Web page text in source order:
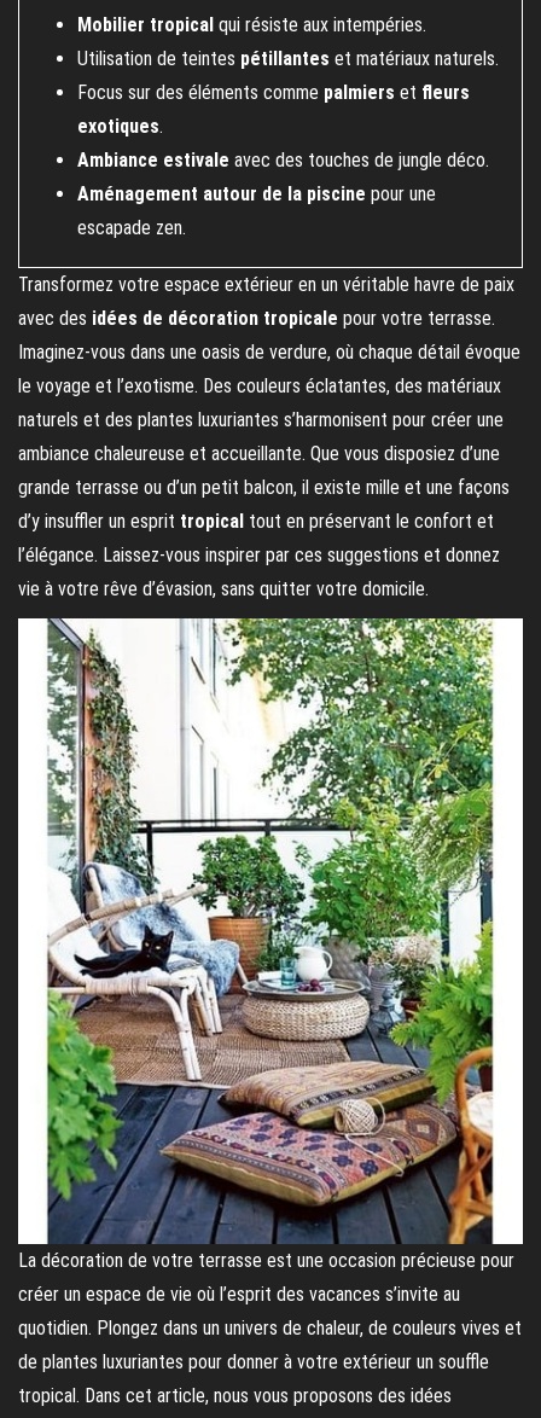
Mobilier tropical qui résiste aux intempéries.
Utilisation de teintes pétillantes et matériaux naturels.
Focus sur des éléments comme palmiers et fleurs
exotiques.
Ambiance estivale avec des touches de jungle déco.
Aménagement autour de la piscine pour une
escapade zen.
Transformez votre espace extérieur en un véritable havre de paix
avec des idées de décoration tropicale pour votre terrasse.
Imaginez-vous dans une oasis de verdure, où chaque détail évoque
le voyage et l’exotisme. Des couleurs éclatantes, des matériaux
naturels et des plantes luxuriantes s’harmonisent pour créer une
ambiance chaleureuse et accueillante. Que vous disposiez d’une
grande terrasse ou d’un petit balcon, il existe mille et une façons
d’y insuffler un esprit tropical tout en préservant le confort et
l’élégance. Laissez-vous inspirer par ces suggestions et donnez
vie à votre rêve d’évasion, sans quitter votre domicile.
La décoration de votre terrasse est une occasion précieuse pour
créer un espace de vie où l’esprit des vacances s’invite au
quotidien. Plongez dans un univers de chaleur, de couleurs vives et
de plantes luxuriantes pour donner à votre extérieur un souffle
tropical. Dans cet article, nous vous proposons des idées